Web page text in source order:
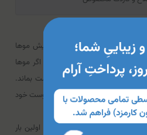
تمیز صورت و در خلاف جهت رویش موها
صبر کنید و مقدار کمی از آن را بردارید. اگر موها
دهید چند دقیقه دیگر روی پوست بماند.
جهت رویش موها جمع کنید. پوست خود
بعد از اصلاح استفاده کنید.
از نگهداری کرم بیش از ۱۲ دقیقه بر روی پوست بپرهیزید. اگر اولین بار